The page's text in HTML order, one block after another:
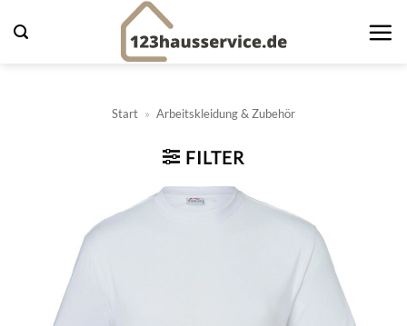
Inhalt
Start » Arbeitskleidung & Zubehör
FILTER